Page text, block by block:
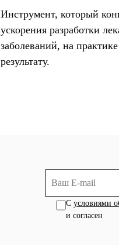
Инструмент, который
ускорения разработки
заболеваний, на
результату.
Сусловиями
и согласен